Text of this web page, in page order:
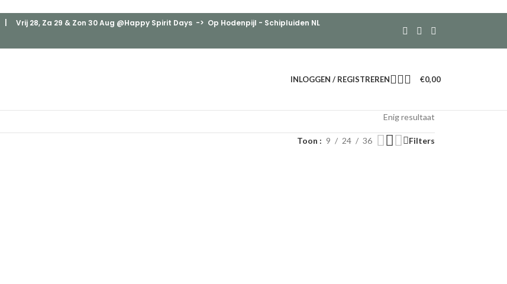
| Vrij 28, Za 29 & Zon 30 Aug @Happy Spirit Days -> Op Hodenpijl - Schipluiden NL
INLOGGEN / REGISTREREN €0,00
Enig resultaat
Toon 9 24 36 Filters